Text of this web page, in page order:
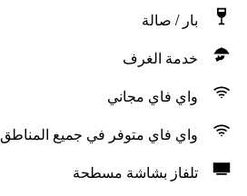
بار / صالة
خدمة الغرف
واي فاي مجاني
واي فاي متوفر في جميع المناطق
تلفاز بشاشة مسطحة